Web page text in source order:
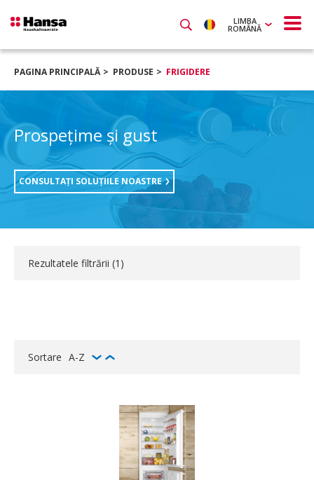
LIMBA
ROMÂNĂ
PAGINA PRINCIPALĂ PRODUSE FRIGIDERE
Prospeţime şi gust
CONSULTAŢI SOLUŢIILE NOASTRE
Rezultatele filtrării (1 )
Sortare A-Z